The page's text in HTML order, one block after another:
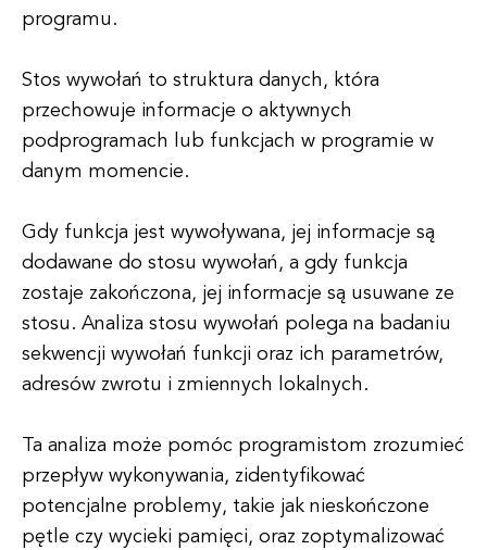
programu.
Stos wywołań to struktura danych, która
przechowuje informacje o aktywnych
podprogramach lub funkcjach w programie w
danym momencie.
Gdy funkcja jest wywoływana, jej informacje są
dodawane do stosu wywołań, a gdy funkcja
zostaje zakończona, jej informacje są usuwane ze
stosu. Analiza stosu wywołań polega na badaniu
sekwencji wywołań funkcji oraz ich parametrów,
adresów zwrotu i zmiennych lokalnych.
Ta analiza może pomóc programistom zrozumieć
przepływ wykonywania, zidentyfikować
potencjalne problemy, takie jak nieskończone
pętle czy wycieki pamięci, oraz zoptymalizować